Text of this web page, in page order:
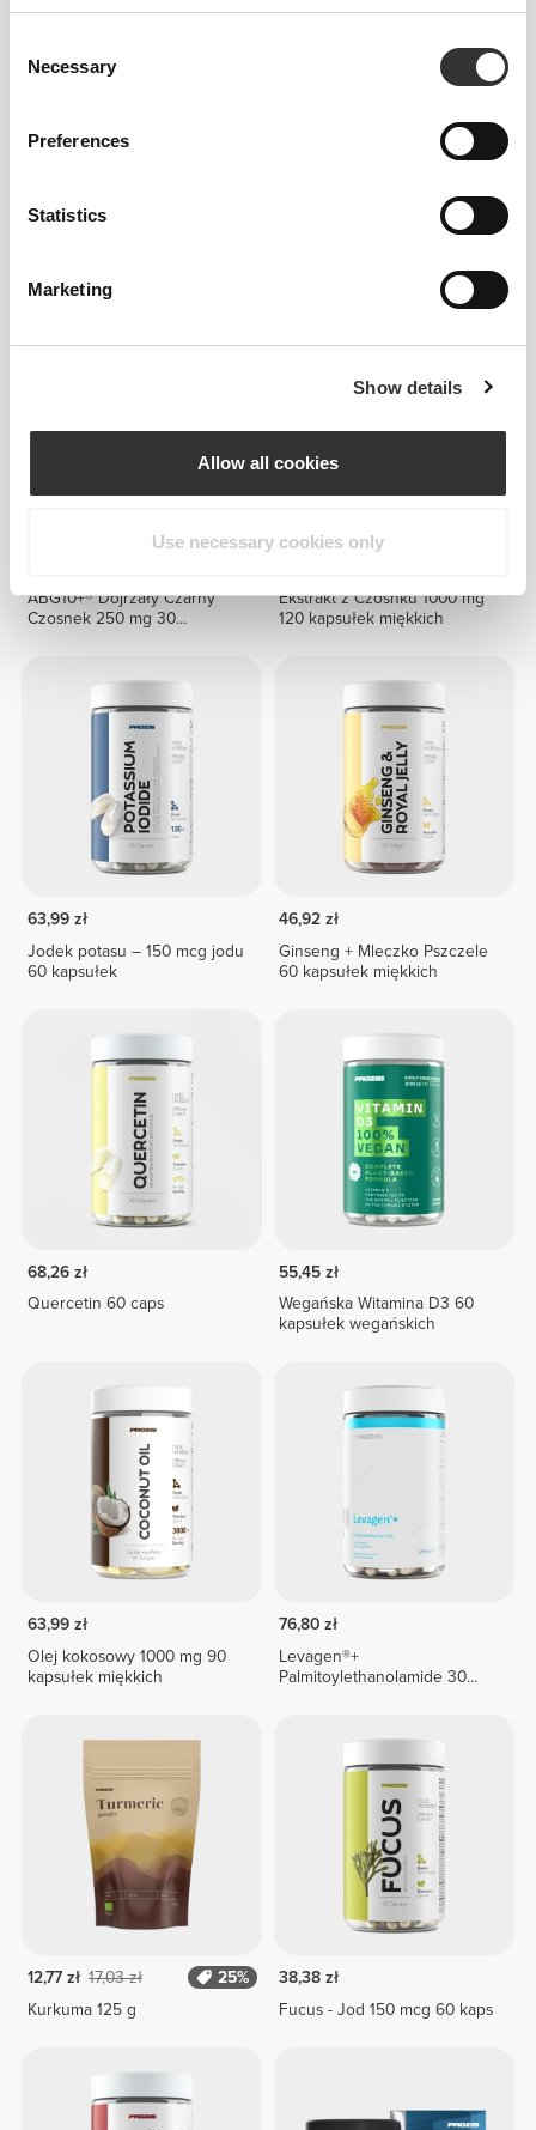
Selection
Necessary
Preferences
Statistics
Marketing
Show details
Allow all cookies
Use necessary cookies only
25%
ABG10+® Dojrzały Czarny
Czosnek 250 mg 30
Ekstrakt z Czosnku 1000 mg
120 kapsułek miękkich
63,99 zł
Jodek potasu – 150 mcg jodu
60 kapsułek
46,92 zł
Ginseng + Mleczko Pszczele
60 kapsułek miękkich
68,26 zł
Quercetin 60 caps
55,45 zł
Wegańska Witamina D3 60
kapsułek wegańskich
63,99 zł
Olej kokosowy 1000 mg 90
kapsułek miękkich
76,80 zł
Levagen®+
Palmitoylethanolamide 30
12,77 zł 17,03 zł
25%
Kurkuma 125 g
38,38 zł
Fucus - Jod 150 mcg 60 kaps